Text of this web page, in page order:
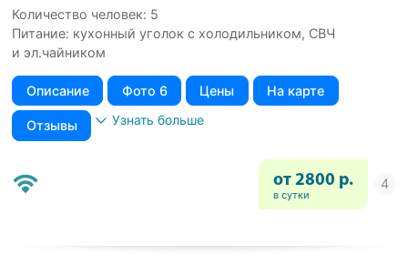
Количество человек: 5
Питание: кухонный уголок с холодильником, СВЧ
и эл.чайником
Описание Фото 6 Цены На карте
Отзывы Узнать больше
от 2800 р.
в сутки